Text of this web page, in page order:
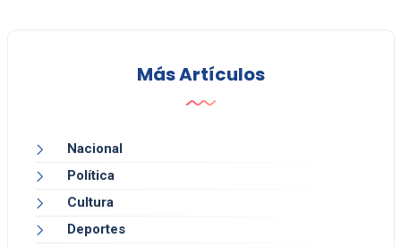
Más Artículos
Nacional
Política
Cultura
Deportes